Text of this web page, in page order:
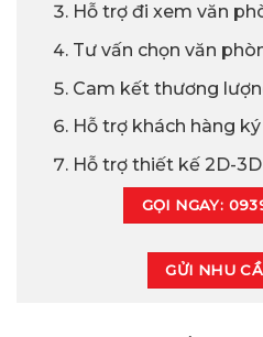
Hỗ trợ đi xem văn
Tư vấn chọn văn
Cam kết thương
Hỗ trợ khách hàng
Hỗ trợ thiết kế 2D-
GỌI NGAY:
GỬI NHU